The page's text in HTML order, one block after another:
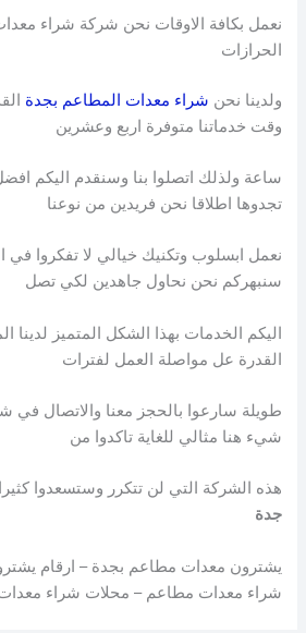
نعمل بكافة الاوقات نحن شركة شراء
الحرازات
ولدينا نحن شراء معدات المطاعم بجدة
وقت خدماتنا متوفرة اربع وعشرين
ساعة ولذلك اتصلوا بنا وسنقدم اليكم
تجدوها اطلاقا نحن فريدين من نوعنا
نعمل ابسلوب وتكنيك خيالي لا تفكروا في
سنبهركم نحن نحاول جاهدين لكي تصل
اليكم الخدمات بهذا الشكل المتميز لدينا
القدرة عل مواصلة العمل لفترات
طويلة سارعوا بالحجز معنا والاتصال في
شيء هنا مثالي للغاية تاكدوا من
هذه الشركة التي لن تتكرر وستسعدوا كثيرا
جدة
يشترون معدات مطاعم بجدة – ارقام
شراء معدات مطاعم – محلات شراء